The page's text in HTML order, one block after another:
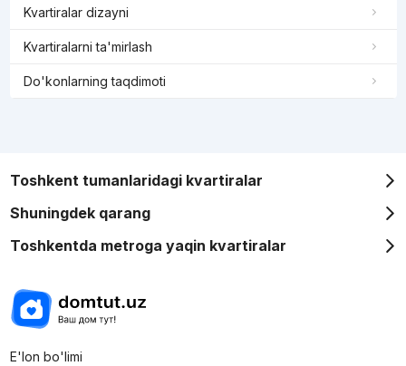
Kvartiralar dizayni
Kvartiralarni ta'mirlash
Do'konlarning taqdimoti
Toshkent tumanlaridagi kvartiralar
Shuningdek qarang
Toshkentda metroga yaqin kvartiralar
E'lon bo'limi